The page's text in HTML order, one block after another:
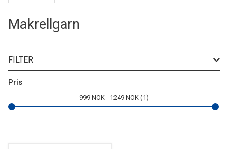
Makrellgarn
FILTER
Pris
999 NOK 1249 NOK 1